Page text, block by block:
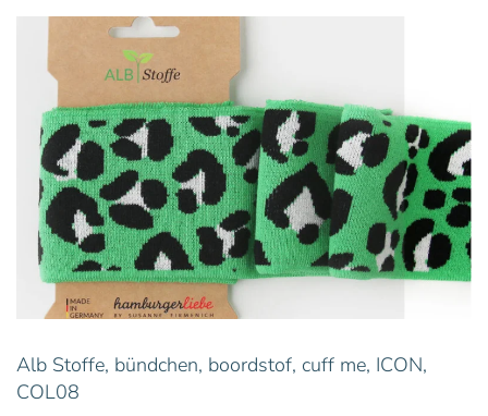
Alb Stoffe, bündchen, boordstof, cuff me, ICON,
COL08